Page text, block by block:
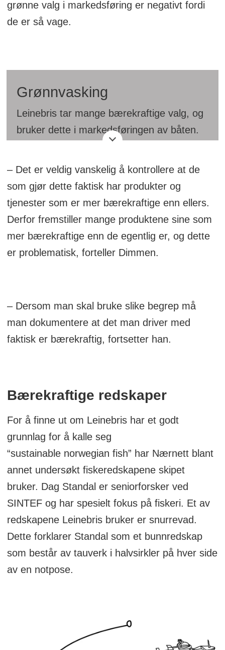
grønne valg i markedsføring er negativt fordi
de er så vage.
Grønnvasking
Leinebris tar mange bærekraftige valg, og
bruker dette i markedsføringen av båten.
bærekraft uten å ha noe godt grunnlag for
ordbruken. Dette kalles grønnvasking.
– Det er veldig vanskelig å kontrollere at de
som gjør dette faktisk har produkter og
tjenester som er mer bærekraftige enn ellers.
Derfor fremstiller mange produktene sine som
mer bærekraftige enn de egentlig er, og dette
er problematisk, forteller Dimmen.
– Dersom man skal bruke slike begrep må
man dokumentere at det man driver med
faktisk er bærekraftig, fortsetter han.
Bærekraftige redskaper
For å finne ut om Leinebris har et godt
grunnlag for å kalle seg
“sustainable norwegian fish” har Nærnett blant
annet undersøkt fiskeredskapene skipet
bruker. Dag Standal er seniorforsker ved
SINTEF og har spesielt fokus på fiskeri. Et av
redskapene Leinebris bruker er snurrevad.
Dette forklarer Standal som et bunnredskap
som består av tauverk i halvsirkler på hver side
av en notpose.